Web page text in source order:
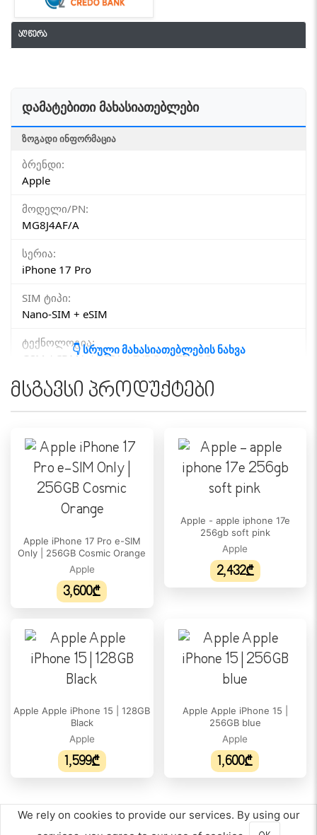
აღწერა
დამატებითი მახასიათებლები
ᲖᲝᲒᲐᲓᲘ ᲘᲜᲤᲝᲠᲛᲐᲪᲘᲐ
ბრენდი:
Apple
მოდელი/PN:
MG8J4AF/A
სერია:
iPhone 17 Pro
SIM ტიპი:
Nano-SIM + eSIM
ტექნოლოგია:
GSM / CDMA / HSPA / EVDO / LTE / 5G
ᲥᲡᲔᲚᲘ
4G (LTE):
დიახ
ᲔᲙᲠᲐᲜᲘ
ეკრანის ფორმატი:
ეკრანის დაცვა:
Ceramic Shield 2
HDR მხარდაჭერა:
6.3"
გარჩევადობა:
1206 x 2622
460 ppi
👇 სრული მახასიათებლების ნახვა
მსგავსი პროდუქტები
Apple iPhone 17 Pro e-SIM
Only | 256GB Cosmic Orange
Apple
3,600₾
Apple - apple iphone 17e
256gb soft pink
Apple
2,432₾
Apple Apple iPhone 15 | 128GB
Black
Apple
1,599₾
Apple Apple iPhone 15 |
256GB blue
Apple
1,600₾
We rely on cookies to provide our services. By using our